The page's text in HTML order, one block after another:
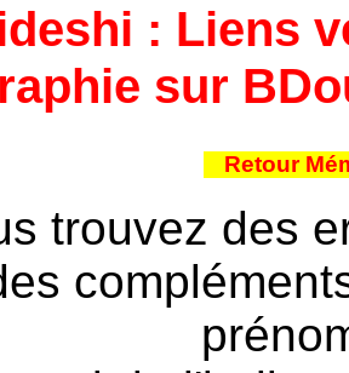
: Liens
sur
Retour
trouvez des